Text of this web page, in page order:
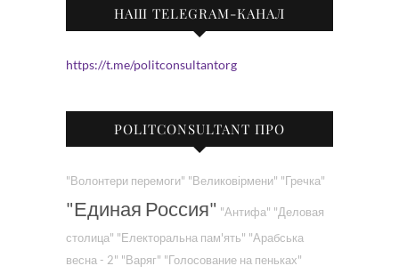
НАШ TELEGRAM-КАНАЛ
https://t.me/politconsultantorg
POLITCONSULTANT ПРО
"Волонтери перемоги" "Великовірмени" "Гречка"
"Единая Россия" "Антифа" "Деловая
столица" "Електоральна пам'ять" "Арабська
весна - 2" "Варяг" "Голосование на пеньках"